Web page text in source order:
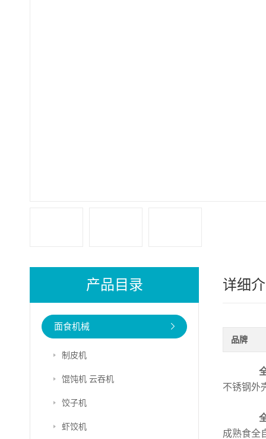
产品目录
面食机械
制皮机
馄饨机 云吞机
饺子机
虾饺机
详细
品牌
不锈钢外
成熟食全